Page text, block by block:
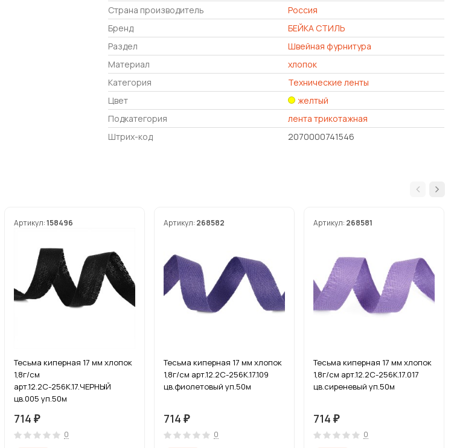
Страна производитель
Россия
Бренд
БЕЙКА СТИЛЬ
Раздел
Швейная фурнитура
Материал
хлопок
Категория
Технические ленты
Цвет
желтый
Подкатегория
лента трикотажная
Штрих-код
2070000741546
Артикул:158496
Тесьма киперная 17 мм хлопок
1,8г/см
арт.12.2С-256К.17.ЧЕРНЫЙ
цв.005 уп.50м
714 ₽
0
Артикул: 268582
Тесьма киперная 17 мм хлопок
1,8г/см арт.12.2С-256К.17.109
цв.фиолетовый уп.50м
714 ₽
0
Артикул: 268581
Тесьма киперная 17 мм хлопок
1,8г/см арт.12.2С-256К.17.017
цв.сиреневый уп.50м
714 ₽
0